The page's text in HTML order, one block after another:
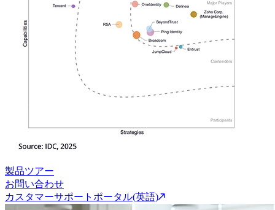
製品ツアー
お問い合わせ
カスタマーサポートポータル(英語)